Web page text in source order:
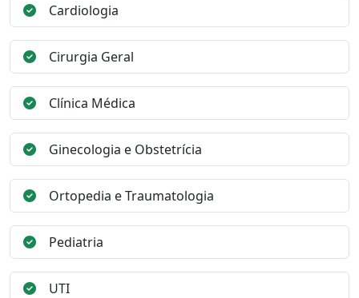
Cardiologia
Cirurgia Geral
Clínica Médica
Ginecologia e Obstetrícia
Ortopedia e Traumatologia
Pediatria
UTI